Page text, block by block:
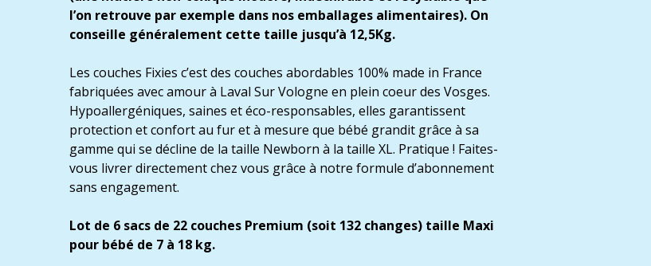
l’on retrouve par exemple dans nos emballages alimentaires). On
conseille généralement cette taille jusqu’à 12,5Kg.
Les couches Fixies c’est des couches abordables 100% made in France
fabriquées avec amour à Laval Sur Vologne en plein coeur des Vosges.
Hypoallergéniques, saines et éco-responsables, elles garantissent
protection et confort au fur et à mesure que bébé grandit grâce à sa
gamme qui se décline de la taille Newborn à la taille XL. Pratique ! Faites-
vous livrer directement chez vous grâce à notre formule d’abonnement
sans engagement.
Lot de 6 sacs de 22 couches Premium (soit 132 changes) taille Maxi
pour bébé de 7 à 18 kg.